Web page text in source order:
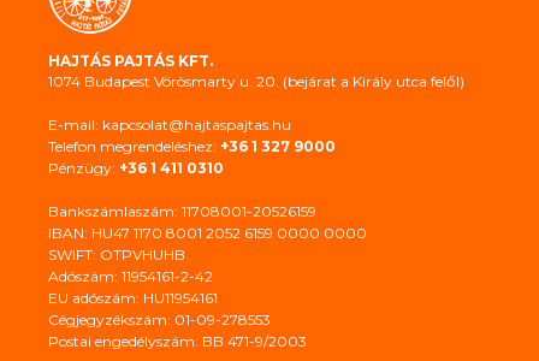
HAJTÁS PAJTÁS KFT.
1074 Budapest Vörösmarty u. 20. (bejárat a Király utca felől)
E-mail: kapcsolat@hajtaspajtas.hu
Telefon megrendeléshez: +36 1 327 9000
Pénzügy: +36 1 411 0310
Bankszámlaszám: 11708001-20526159
IBAN: HU47 1170 8001 2052 6159 0000 0000
SWIFT: OTPVHUHB
Adószám: 11954161-2-42
EU adószám: HU11954161
Cégjegyzékszám: 01-09-278553
Postai engedélyszám: BB 471-9/2003